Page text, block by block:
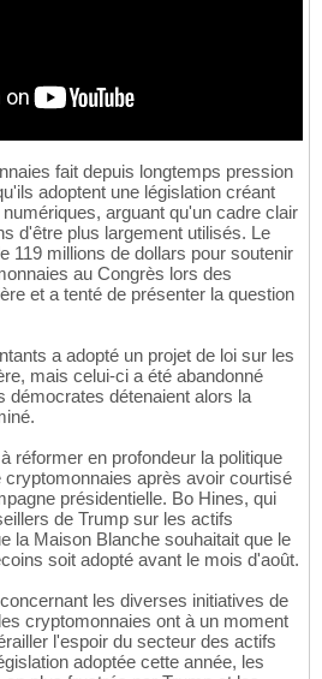
fait depuis longtemps pression
adoptent une législation créant
arguant qu'un cadre clair
d'être plus largement utilisés. Le
119 millions de dollars pour soutenir
au Congrès lors des
et a tenté de présenter la question
a adopté un projet de loi sur les
mais celui-ci a été abandonné
démocrates détenaient alors la
réformer en profondeur la politique
après avoir courtisé
présidentielle. Bo Hines, qui
de Trump sur les actifs
la Maison Blanche souhaitait que le
soit adopté avant le mois d'août.
les diverses initiatives de
cryptomonnaies ont à un moment
l'espoir du secteur des actifs
adoptée cette année, les